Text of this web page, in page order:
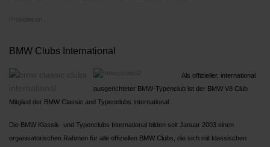
BMW Clubs International
Als offizieller, international
ausgerichteter BMW-Typenclub ist der BMW V8 Club
Mitglied der BMW Classic and Typenclubs International.
Die BMW Klassik- und Typenclubs International bilden seit Januar 2003 einen
organisatorischen Rahmen für alle offiziellen BMW Clubs, die sich mit klassischen